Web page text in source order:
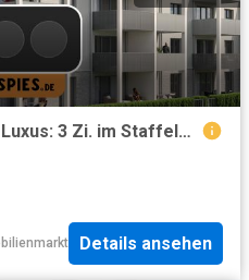
70% verkauft: Penthouse Luxus: 3 Zi. im Staffelgeschoss mit Dachterrasse KfW55
Details ansehen